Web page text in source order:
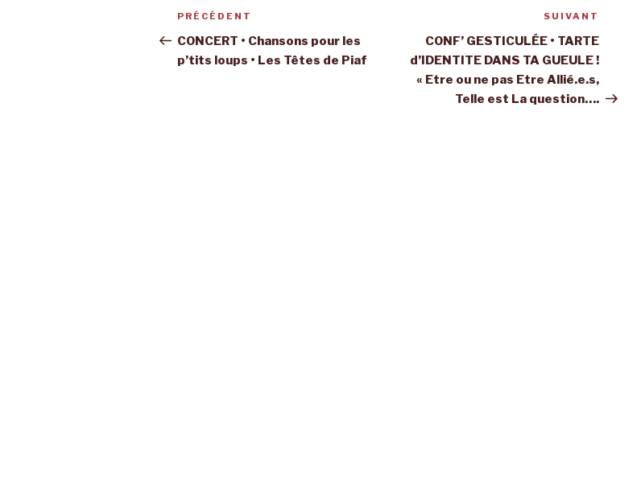
Navigation
de
l’article
Article
précédent
PRÉCÉDENT
CONCERT • Chansons pour les
p’tits loups • Les Têtes de Piaf
suivant
SUIVANT
CONF’ GESTICULÉE • TARTE
d’IDENTITE DANS TA GUEULE !
« Etre ou ne pas Etre Allié.e.s,
Telle est La question….